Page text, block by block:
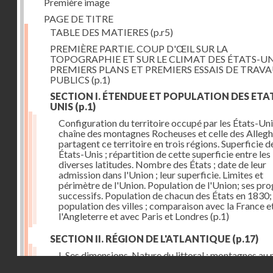
PAGE DE TITRE
TABLE DES MATIERES (p.r5)
PREMIÈRE PARTIE. COUP D'ŒIL SUR LA
TOPOGRAPHIE ET SUR LE CLIMAT DES ÉTATS-
PREMIERS PLANS ET PREMIERS ESSAIS DE
PUBLICS (p.1)
SECTION I. ÉTENDUE ET POPULATION DES
UNIS (p.1)
Configuration du territoire occupé par les États-
chaîne des montagnes Rocheuses et celle des
partagent ce territoire en trois régions. Superficie
États-Unis ; répartition de cette superficie entre les
diverses latitudes. Nombre des États ; date de leur
admission dans l'Union ; leur superficie. Limites et
périmètre de l'Union. Population de l'Union; ses
successifs. Population de chacun des États en 1830;
population des villes ; comparaison avec la France
l'Angleterre et avec Paris et Londres (p.1)
SECTION II. RÉGION DE L'ATLANTIQUE (p.17)
I. Ses dimensions. Nature du littoral ; montagnes au